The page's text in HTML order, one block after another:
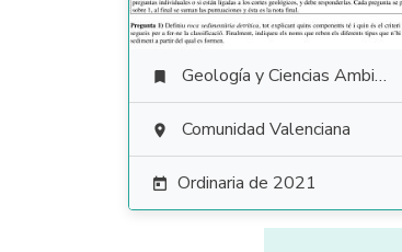
 Geología y Ciencias Ambientales
 Comunidad Valenciana
 Ordinaria de 2021